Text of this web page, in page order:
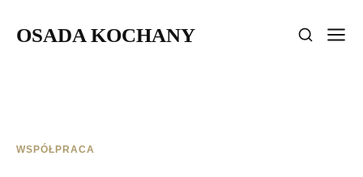
OSADA KOCHANY
WSPÓŁPRACA